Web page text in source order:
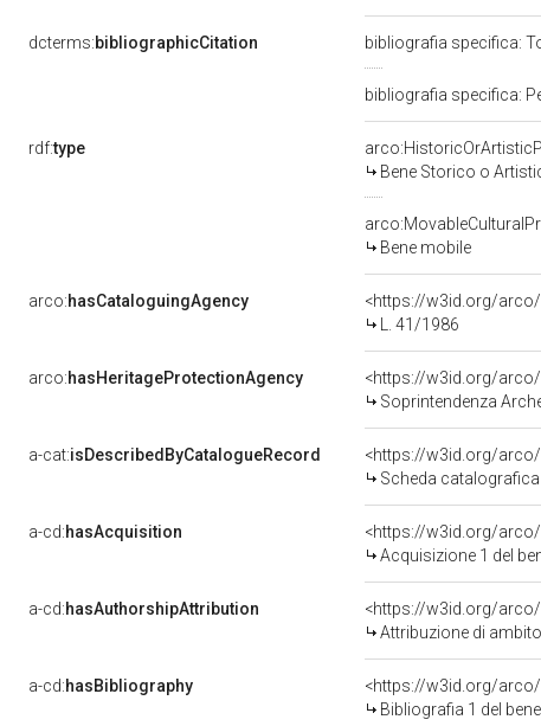
dcterms:bibliographicCitation bibliografia specifica:
bibliografia specifica:
rdf:type
Bene Storico o
Bene mobile
arco:hasCataloguingAgency
<https://w3id.org/
L. 41/1986
arco:hasHeritageProtectionAgency
<https://w3id.org/
Soprintendenza
a-cat:isDescribedByCatalogueRecord
<https://w3id.org/
Scheda
a-cd:hasAcquisition
<https://w3id.org/
Acquisizione 1 del
a-cd:hasAuthorshipAttribution
<https://w3id.org/
Attribuzione di
a-cd:hasBibliography
<https://w3id.org/
Bibliografia 1 del